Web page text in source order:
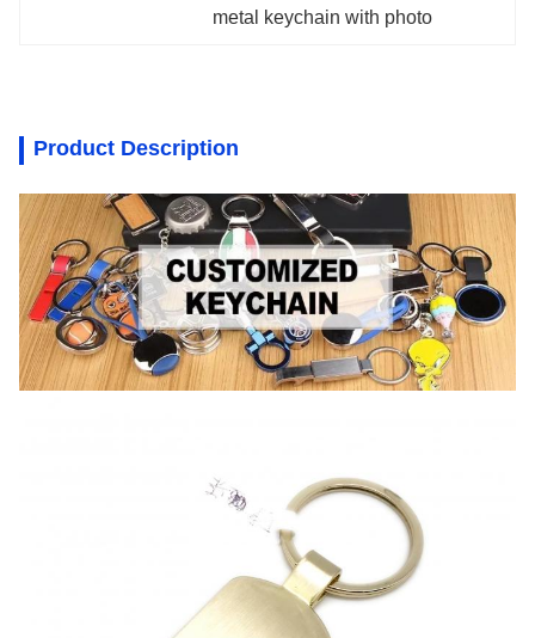
metal keychain with photo
Product Description